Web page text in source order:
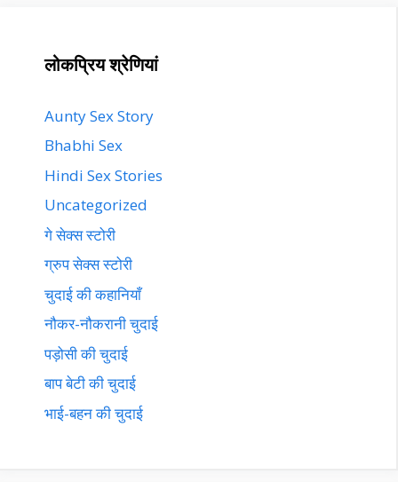
लोकप्रिय श्रेणियां
Aunty Sex Story
Bhabhi Sex
Hindi Sex Stories
Uncategorized
गे सेक्स स्टोरी
ग्रुप सेक्स स्टोरी
चुदाई की कहानियाँ
नौकर-नौकरानी चुदाई
पड़ोसी की चुदाई
बाप बेटी की चुदाई
भाई-बहन की चुदाई